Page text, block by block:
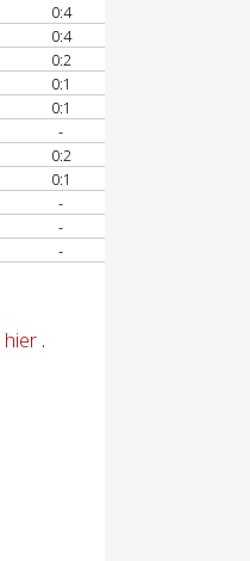
0:4
0:4
0:2
0:1
0:1
-
0:2
0:1
-
-
-
hier .